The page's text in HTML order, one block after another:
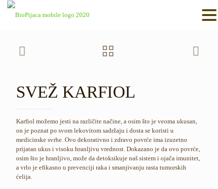
SVEŽ KARFIOL
Karfiol možemo jesti na različite načine, a osim što je veoma ukusan,
on je poznat po svom lekovitom sadržaju i dosta se koristi u
medicinske svrhe. Ovo dekorativno i zdravo povrće ima izuzetno
prijatan ukus i visoku hranljivu vrednost. Dokazano je da ovo povrće,
osim što je hranljivo, može da detoksikuje naš sistem i ojača imunitet,
a vrlo je efikasno u prevenciji raka i smanjivanju rasta tumorskih
ćelija.